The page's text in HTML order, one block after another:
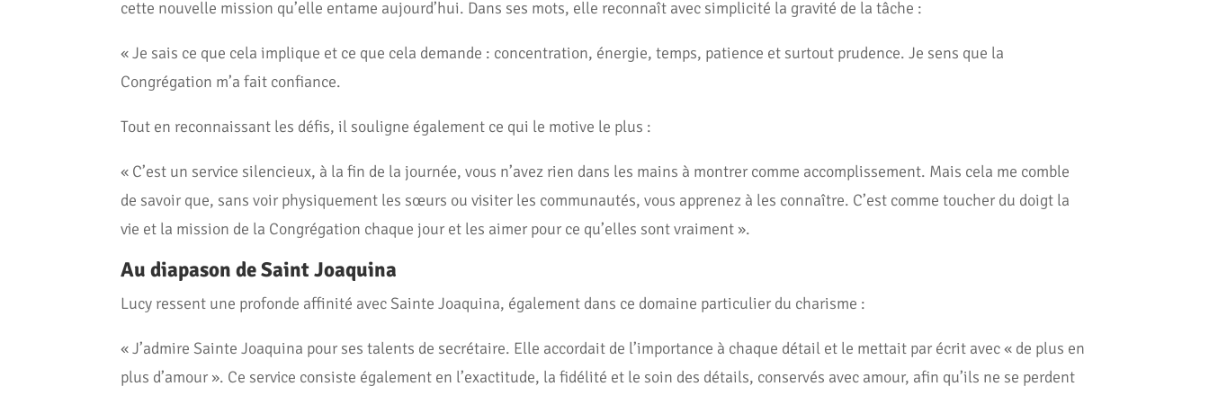
cette nouvelle mission qu’elle entame aujourd’hui. Dans ses mots, elle reconnaît avec simplicité la gravité de la tâche :
« Je sais ce que cela implique et ce que cela demande : concentration, énergie, temps, patience et surtout prudence. Je sens que la
Congrégation m’a fait confiance.
Tout en reconnaissant les défis, il souligne également ce qui le motive le plus :
« C’est un service silencieux, à la fin de la journée, vous n’avez rien dans les mains à montrer comme accomplissement. Mais cela me comble
de savoir que, sans voir physiquement les sœurs ou visiter les communautés, vous apprenez à les connaître. C’est comme toucher du doigt la
vie et la mission de la Congrégation chaque jour et les aimer pour ce qu’elles sont vraiment ».
Au diapason de Saint Joaquina
Lucy ressent une profonde affinité avec Sainte Joaquina, également dans ce domaine particulier du charisme :
« J’admire Sainte Joaquina pour ses talents de secrétaire. Elle accordait de l’importance à chaque détail et le mettait par écrit avec « de plus en
plus d’amour ». Ce service consiste également en l’exactitude, la fidélité et le soin des détails, conservés avec amour, afin qu’ils ne se perdent